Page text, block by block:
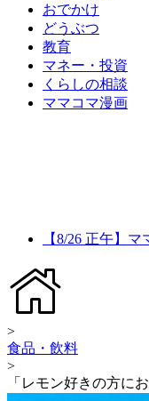
おでかけ
どうぶつ
教育
マネー・投資
くらしの相談
ママコマ漫画
【8/26 正午】
>
食品・飲料
>
「レモン好きの方に